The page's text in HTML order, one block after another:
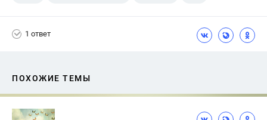
1 ответ
ПОХОЖИЕ ТЕМЫ